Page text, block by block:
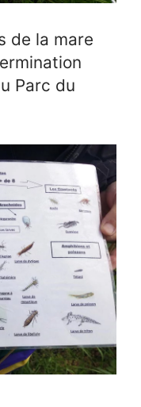
de la mare
Parc du